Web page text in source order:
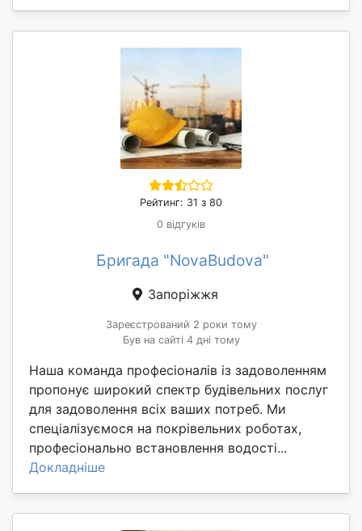
Рейтинг: 31 з 80
0 відгуків
Бригада "NovaBudova"
Запоріжжя
Зареєстрований 2 роки тому
Був на сайті 4 дні тому
Наша команда професіоналів із задоволенням
пропонує широкий спектр будівельних послуг
для задоволення всіх ваших потреб. Ми
спеціалізуємося на покрівельних роботах,
професіонально встановлення водості...
Докладніше